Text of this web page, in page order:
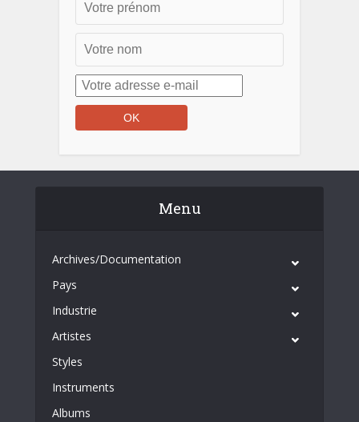
Menu
Archives/Documentation
Pays
Industrie
Artistes
Styles
Instruments
Albums